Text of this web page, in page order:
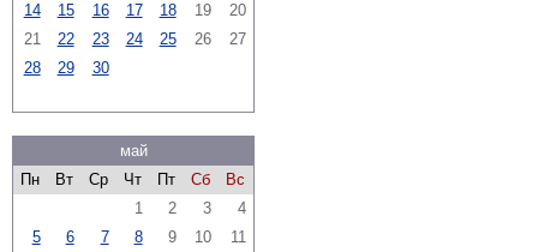
14
15 16 17 18 19
20
21
22 23 24 25 26
27
28
29 30
май
Пн
Вт Ср Чт Пт Сб
Вс
1
2 3
4
5
6 7 8 9 10
11